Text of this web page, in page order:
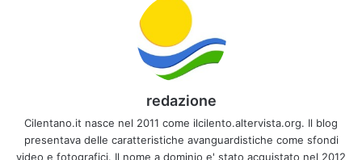
redazione
Cilentano.it nasce nel 2011 come ilcilento.altervista.org. Il blog
presentava delle caratteristiche avanguardistiche come sfondi
video e fotografici. Il nome a dominio e' stato acquistato nel 2012